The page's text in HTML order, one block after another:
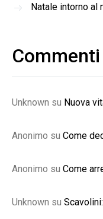
Natale intorno al
Unknown su Nuova
Anonimo su Come
Anonimo su Come
Unknown su